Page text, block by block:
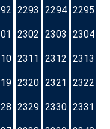
2293 2294 2295
2302 2303 2304
2311 2312 2313
2320 2321 2322
2329 2330 2331